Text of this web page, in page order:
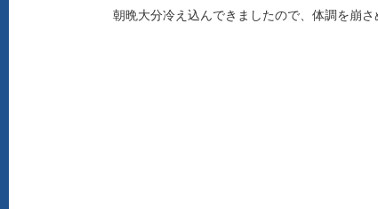
朝晩大分冷え込んできましたので、体調を崩さ